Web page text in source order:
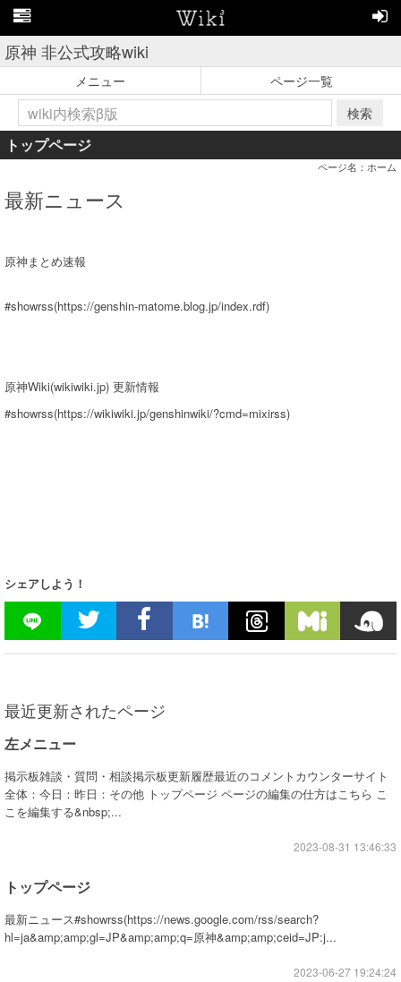
原神 非公式攻略wiki
メニュー
ページ一覧
検索
トップページ
ページ名：ホーム
最新ニュース
原神まとめ速報
#showrss(https://genshin-matome.blog.jp/index.rdf)
原神Wiki(wikiwiki.jp) 更新情報
#showrss(https://wikiwiki.jp/genshinwiki/?cmd=mixirss)
シェアしよう！
最近更新されたページ
左メニュー
掲示板雑談・質問・相談掲示板更新履歴最近のコメントカウンターサイト
全体：今日：昨日：その他 トップページ ページの編集の仕方はこちら こ
こを編集する&nbsp;...
2023-08-31 13:46:33
トップページ
最新ニュース#showrss(https://news.google.com/rss/search?
hl=ja&amp;amp;gl=JP&amp;amp;q=原神&amp;amp;ceid=JP:j...
2023-06-27 19:24:24